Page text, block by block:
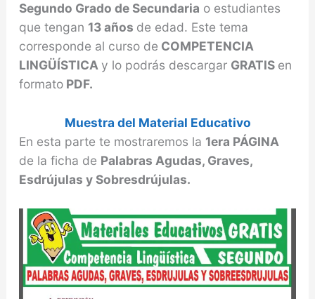
Segundo Grado de Secundaria o estudiantes
que tengan 13 años de edad. Este tema
corresponde al curso de COMPETENCIA
LINGÜÍSTICA y lo podrás descargar GRATIS en
formatoPDF.
Muestra del Material Educativo
En esta parte te mostraremos la 1era PÁGINA
de la ficha de Palabras Agudas, Graves,
Esdrújulas y Sobresdrújulas.